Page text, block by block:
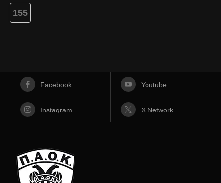
155
Facebook Youtube
Instagram X Network